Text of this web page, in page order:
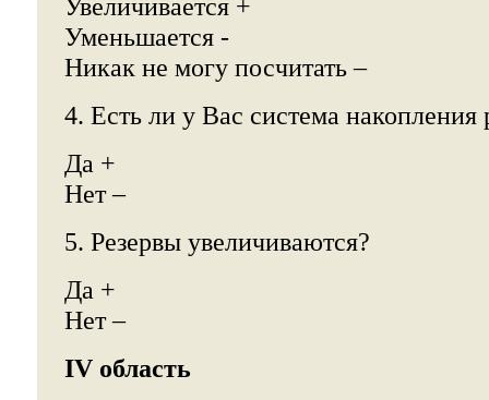
Увеличивается +
Уменьшается -
Никак не могу посчитать –
4. Есть ли у Вас система накопления
Да +
Нет –
5. Резервы увеличиваются?
Да +
Нет –
IV область